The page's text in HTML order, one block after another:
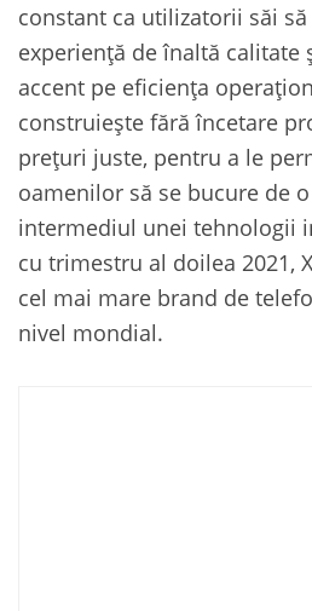
constant ca utilizatorii săi
experiență de înaltă calitate
accent pe eficiența
construiește fără încetare
prețuri juste, pentru a le
oamenilor să se bucure de
intermediul unei tehnologii
cu trimestru al doilea 2021,
cel mai mare brand de
nivel mondial.